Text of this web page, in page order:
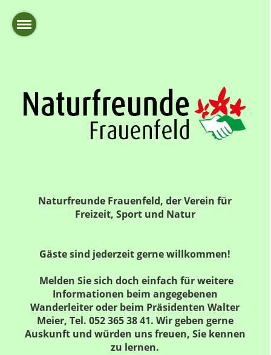
Naturfreunde Frauenfeld, der Verein für
Freizeit, Sport und Natur
Gäste sind jederzeit gerne willkommen!
Melden Sie sich doch einfach für weitere
Informationen beim angegebenen
Wanderleiter oder beim Präsidenten Walter
Meier, Tel. 052 365 38 41. Wir geben gerne
Auskunft und würden uns freuen, Sie kennen
zu lernen.